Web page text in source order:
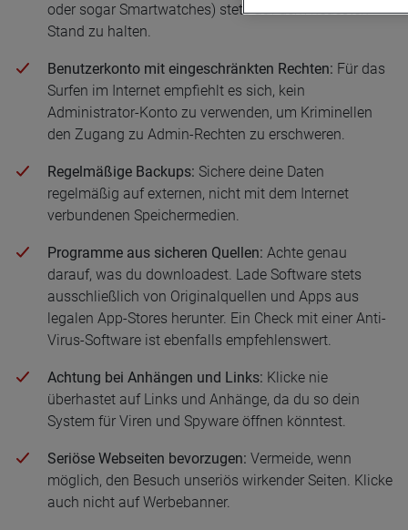
oder sogar Smartwatches) stets auf dem neuesten
Stand zu halten.
Benutzerkonto mit eingeschränkten Rechten: Für das
Surfen im Internet empfiehlt es sich, kein
Administrator-Konto zu verwenden, um Kriminellen
den Zugang zu Admin-Rechten zu erschweren.
Regelmäßige Backups: Sichere deine Daten
regelmäßig auf externen, nicht mit dem Internet
verbundenen Speichermedien.
Programme aus sicheren Quellen: Achte genau
darauf, was du downloadest. Lade Software stets
ausschließlich von Originalquellen und Apps aus
legalen App-Stores herunter. Ein Check mit einer Anti-
Virus-Software ist ebenfalls empfehlenswert.
Achtung bei Anhängen und Links: Klicke nie
überhastet auf Links und Anhänge, da du so dein
System für Viren und Spyware öffnen könntest.
Seriöse Webseiten bevorzugen: Vermeide, wenn
möglich, den Besuch unseriös wirkender Seiten. Klicke
auch nicht auf Werbebanner.